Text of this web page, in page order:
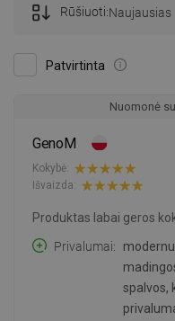
Patvirtinta
Rūšiuoti:Naujausias
Nuomonė
GenoM
Kokybė:
Išvaizda:
Produktas labai geros
Privalumai
spalvos,